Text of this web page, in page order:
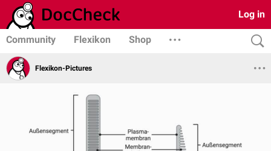
Log in
Community Flexikon Shop
Flexikon-Pictures